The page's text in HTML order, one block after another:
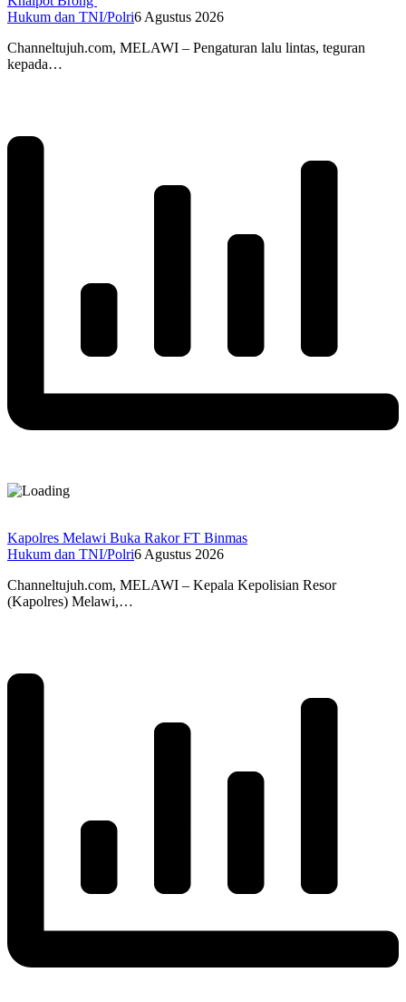
Hukum dan TNI/Polri6 Agustus 2026
Channeltujuh.com, MELAWI – Pengaturan lalu lintas, teguran
kepada…
Kapolres Melawi Buka Rakor FT Binmas
Hukum dan TNI/Polri6 Agustus 2026
Channeltujuh.com, MELAWI – Kepala Kepolisian Resor
(Kapolres) Melawi,…